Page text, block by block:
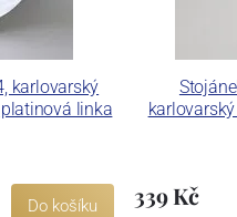
karlovarský
platinová linka
Do košíku
karlovarský
339 Kč